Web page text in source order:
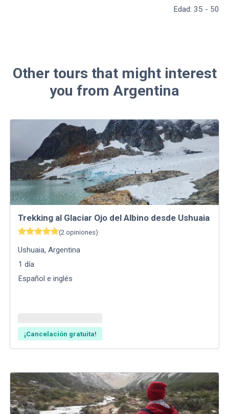
Edad: 35 - 50
Other tours that might interest
you from Argentina
Trekking al Glaciar Ojo del Albino desde Ushuaia
(2 opiniones)
Ushuaia,Argentina
1 día
Español e inglés
¡Cancelación gratuita!